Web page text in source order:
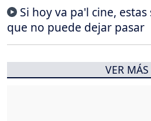
Si hoy va pa'l cine,
que no puede dejar pasar
VER